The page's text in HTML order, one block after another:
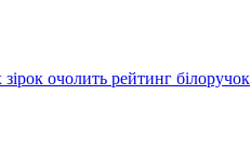
очолить рейтинг білоручок